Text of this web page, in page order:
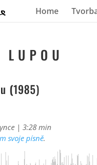
Home
U P O U
(1985)
| 3:28 min
svoje písně.